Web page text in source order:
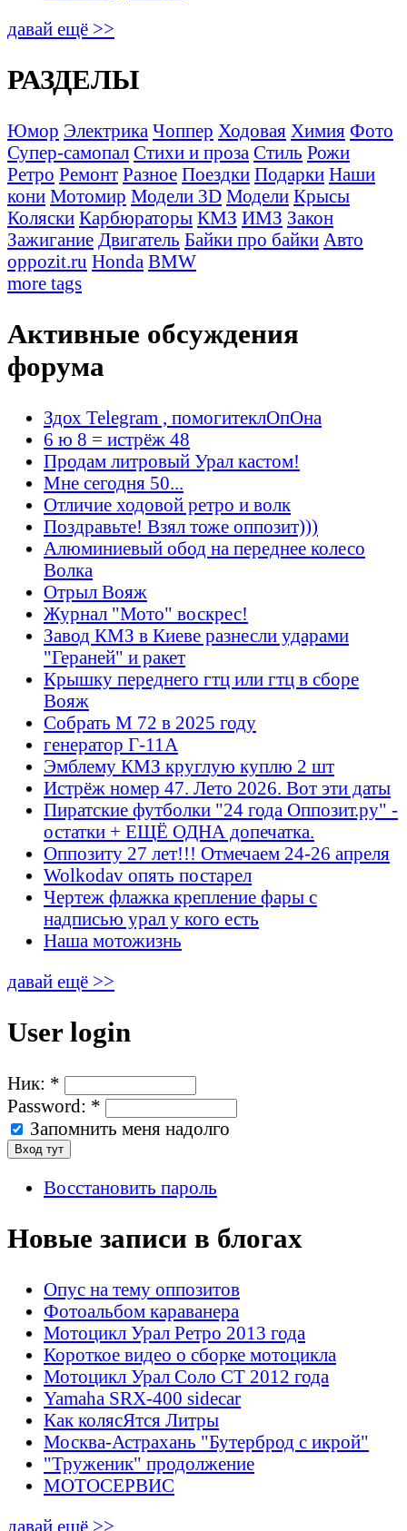
давай ещё >>
РАЗДЕЛЫ
Юмор Электрика Чоппер Ходовая Химия Фото
Супер-самопал Стихи и проза Стиль Рожи
Ретро Ремонт Разное Поездки Подарки Наши
кони Мотомир Модели 3D Модели Крысы
Коляски Карбюраторы КМЗ ИМЗ Закон
Зажигание Двигатель Байки про байки Авто
oppozit.ru Honda BMW
more tags
Активные обсуждения
форума
Здох Telegram , помогитеклОпОна
6 ю 8 = истрёж 48
Продам литровый Урал кастом!
Мне сегодня 50...
Отличие ходовой ретро и волк
Поздравьте! Взял тоже оппозит)))
Алюминиевый обод на переднее колесо
Волка
Отрыл Вояж
Журнал "Мото" воскрес!
Завод КМЗ в Киеве разнесли ударами
"Гераней" и ракет
Крышку переднего гтц или гтц в сборе
Вояж
Собрать М 72 в 2025 году
генератор Г-11А
Эмблему КМЗ круглую куплю 2 шт
Истрёж номер 47. Лето 2026. Вот эти даты
Пиратские футболки "24 года Оппозит.ру" -
остатки + ЕЩЁ ОДНА допечатка.
Оппозиту 27 лет!!! Отмечаем 24-26 апреля
Wolkodav опять постарел
Чертеж флажка крепление фары с
надписью урал у кого есть
Наша мотожизнь
давай ещё >>
User login
Ник: *
Password: *
Запомнить меня надолго
Восстановить пароль
Новые записи в блогах
Опус на тему оппозитов
Фотоальбом караванера
Мотоцикл Урал Ретро 2013 года
Короткое видео о сборке мотоцикла
Мотоцикл Урал Соло СТ 2012 года
Yamaha SRX-400 sidecar
Как колясЯтся Литры
Москва-Астрахань "Бутерброд с икрой"
"Труженик" продолжение
МОТОСЕРВИС
давай ещё >>